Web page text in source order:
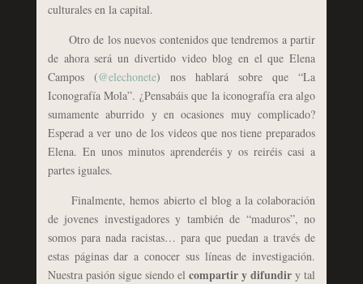
culturales en la capital.
Otro de los nuevos contenidos que tendremos a partir
de ahora será un divertido video blog en el que Elena
Campos (@elechonete) nos hablará sobre que “La
Iconografía Mola”. ¿Pensabáis que la iconografía era algo
sumamente aburrido y en ocasiones muy complicado?
Esperad a ver uno de los videos que nos tiene preparados
Elena. En unos minutos aprenderéis y os reiréis casi a
partes iguales.
Finalmente, hemos abierto el blog a la colaboración
de jovenes investigadores y también de “maduros”, no
somos para nada racistas… para que puedan a través de
estas páginas dar a conocer sus líneas de investigación.
Nuestra pasión sigue siendo elcompartir y difundir y tal